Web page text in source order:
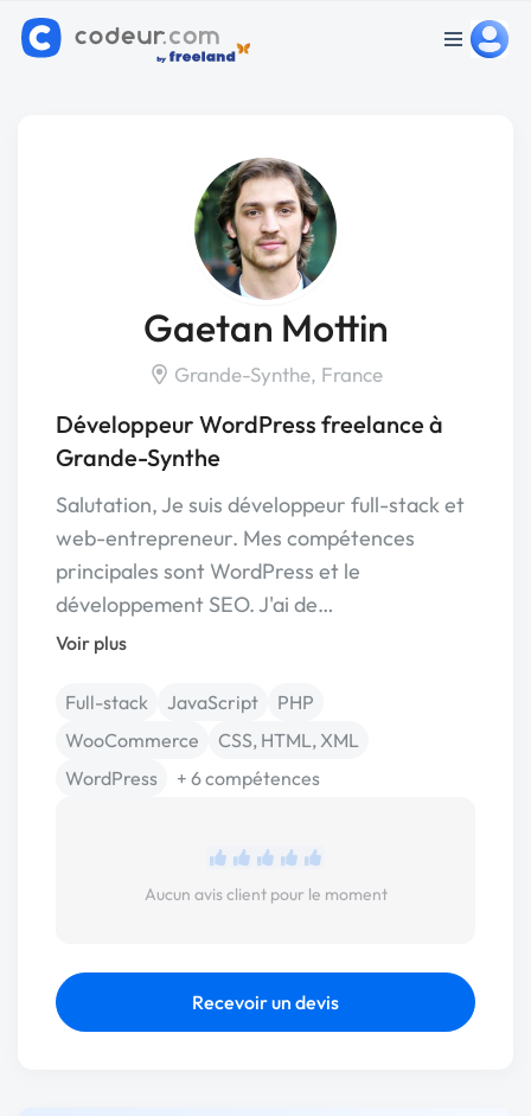
Gaetan Mottin
Grande-Synthe, France
Développeur WordPress freelance à
Grande-Synthe
Salutation, Je suis développeur full-stack et
web-entrepreneur. Mes compétences
principales sont WordPress et le
développement SEO. J'ai de…
Voir plus
Full-stack JavaScript
PHP
WooCommerce
CSS, HTML, XML
WordPress
+ 6 compétences
Aucun avis client pour le moment
Recevoir un devis